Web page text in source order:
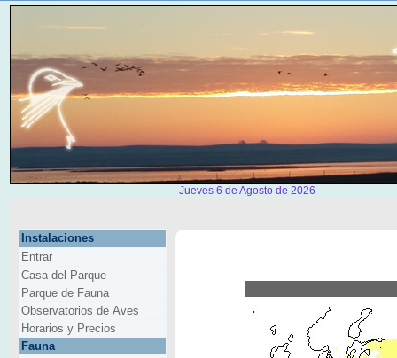
Jueves 6 de Agosto de 2026
Instalaciones
Entrar
Casa del Parque
Parque de Fauna
Observatorios de Aves
Horarios y Precios
Fauna